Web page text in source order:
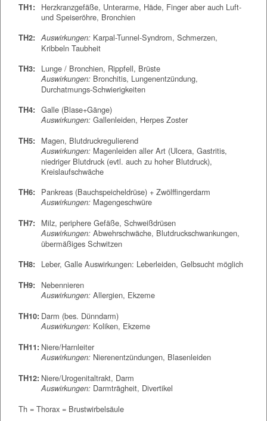
TH1:
Herzkranzgefäße, Unterarme, Häde, Finger aber auch Luft-
und Speiseröhre, Bronchien
TH2: Auswirkungen: Karpal-Tunnel-Syndrom, Schmerzen,
Kribbeln Taubheit
TH3: Lunge / Bronchien, Rippfell, Brüste
Auswirkungen: Bronchitis, Lungenentzündung,
Durchatmungs-Schwierigkeiten
TH4: Galle (Blase+Gänge)
Auswirkungen: Gallenleiden, Herpes Zoster
TH5: Magen, Blutdruckregulierend
Auswirkungen: Magenleiden aller Art (Ulcera, Gastritis,
niedriger Blutdruck (evtl. auch zu hoher Blutdruck),
Kreislaufschwäche
TH6: Pankreas (Bauchspeicheldrüse) + Zwölffingerdarm
Auswirkungen: Magengeschwüre
TH7: Milz, periphere Gefäße, Schweißdrüsen
Auswirkungen: Abwehrschwäche, Blutdruckschwankungen,
übermäßiges Schwitzen
TH8: Leber, Galle Auswirkungen: Leberleiden, Gelbsucht möglich
TH9: Nebennieren
Auswirkungen: Allergien, Ekzeme
TH10: Darm (bes. Dünndarm)
Auswirkungen: Koliken, Ekzeme
TH11: Niere/Harnleiter
Auswirkungen: Nierenentzündungen, Blasenleiden
TH12: Niere/Urogenitaltrakt, Darm
Auswirkungen: Darmträgheit, Divertikel
Th = Thorax = Brustwirbelsäule